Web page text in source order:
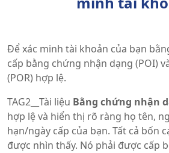
Để xác minh tài khoản của bạn
cấp bằng chứng nhận dạng (POI)
(POR) hợp lệ.
TAG2__Tài liệu Bằng chứng nhận
hợp lệ và hiển thị rõ ràng họ tên,
hạn/ngày cấp của bạn. Tất cả bốn
được nhìn thấy. Nó phải được cấp